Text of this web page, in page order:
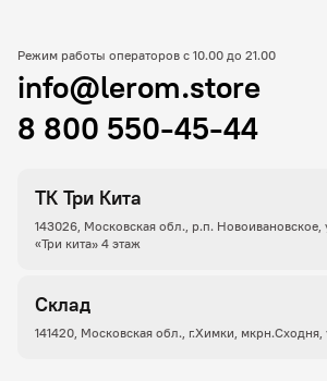
ТК Три Кита
143026, Московская обл., р.п. Новоивановское,
«Три кита» 4 этаж
Склад
141420, Московская обл., г.Химки, мкрн.Сходня,
Режим работы операторов с 10.00 до 21.00
info@lerom.store
8 800 550-45-44